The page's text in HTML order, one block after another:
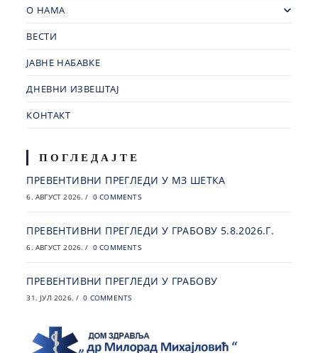
О НАМА
ВЕСТИ
ЈАВНЕ НАБАВКЕ
ДНЕВНИ ИЗВЕШТАЈ
КОНТАКТ
ПОГЛЕДАЈТЕ
ПРЕВЕНТИВНИ ПРЕГЛЕДИ У МЗ ШЕТКА
6. АВГУСТ 2026. / 0 COMMENTS
ПРЕВЕНТИВНИ ПРЕГЛЕДИ У ГРАБОВУ 5.8.2026.Г.
6. АВГУСТ 2026. / 0 COMMENTS
ПРЕВЕНТИВНИ ПРЕГЛЕДИ У ГРАБОВУ
31. ЈУЛ 2026. / 0 COMMENTS